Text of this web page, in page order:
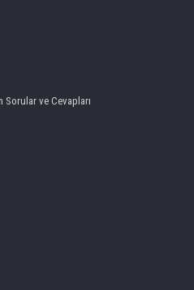
Sorular ve Cevapları